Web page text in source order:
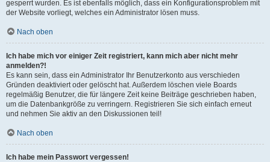
gesperrt wurden. Es ist ebenfalls möglich, dass ein Konfigurationsproblem mit
der Website vorliegt, welches ein Administrator lösen muss.
Nach oben
Ich habe mich vor einiger Zeit registriert, kann mich aber nicht mehr
anmelden?!
Es kann sein, dass ein Administrator Ihr Benutzerkonto aus verschieden
Gründen deaktiviert oder gelöscht hat. Außerdem löschen viele Boards
regelmäßig Benutzer, die für längere Zeit keine Beiträge geschrieben haben,
um die Datenbankgröße zu verringern. Registrieren Sie sich einfach erneut
und nehmen Sie aktiv an den Diskussionen teil!
Nach oben
Ich habe mein Passwort vergessen!